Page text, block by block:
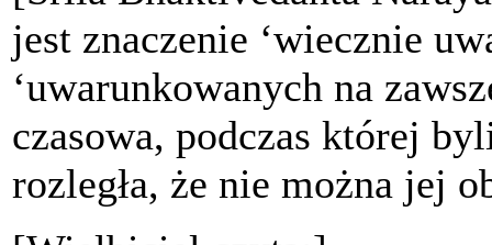
jest znaczenie ‘wiecznie
‘uwarunkowanych na
czasowa, podczas której
rozległa, że nie można jej